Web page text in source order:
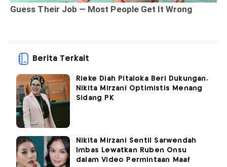
Berita Terkait
Rieke Diah Pitaloka Beri Dukungan,
Nikita Mirzani Optimistis Menang
Sidang PK
Nikita Mirzani Sentil Sarwendah
Imbas Lewatkan Ruben Onsu
dalam Video Permintaan Maaf